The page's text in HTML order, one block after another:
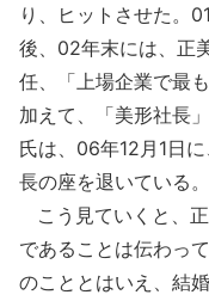
り、ヒットさせた。
後、02年末には、正
任、「上場企業で最
加えて、「美形社長
氏は、06年12月1日
長の座を退いている。
こう見ていくと、
であることは伝わっ
のこととはいえ、結